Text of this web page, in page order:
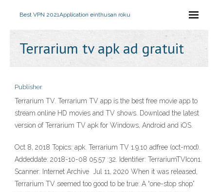
Best VPN 2021Application einthusan roku
Terrarium tv apk ad gratuit
Publisher
Terrarium TV. Terrarium TV app is the best free movie app to
stream online HD movies and TV shows. Download the latest
version of Terrarium TV apk for Windows, Android and iOS.
Oct 8, 2018 Topics: apk. Terrarium TV 1.9.10 adfree (oct-mod).
Addeddate: 2018-10-08 05:57 :32. Identifier: TerrariumTVIcon1.
Scanner: Internet Archive Jul 11, 2020 When it was released,
Terrarium TV seemed too good to be true: A “one-stop shop”